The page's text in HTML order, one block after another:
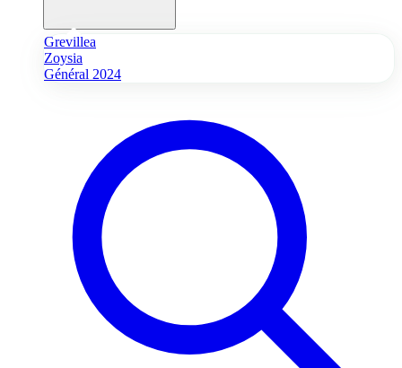
Grevillea
Zoysia
Général 2024